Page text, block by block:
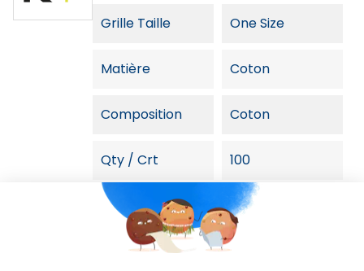
Grille Taille One Size
Matière Coton
Composition Coton
Qty / Crt 100
Origine CN
Genre Mixte